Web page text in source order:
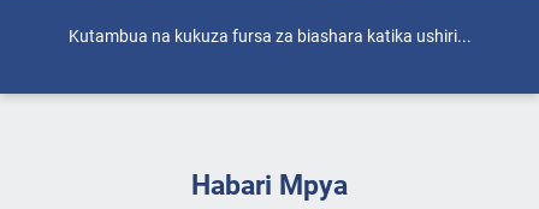
Kutambua na kukuza fursa za biashara katika ushiri...
Habari Mpya